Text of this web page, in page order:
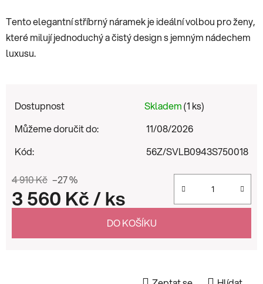
Tento elegantní stříbrný náramek je ideální volbou pro ženy,
které milují jednoduchý a čistý design s jemným nádechem
luxusu.
Dostupnost Skladem(1 ks)
Můžeme doručit do:
11/08/2026
Kód:
56Z/SVLB0943S750018
4 910 Kč –27 %
3 560 Kč/ ks
DO KOŠÍKU